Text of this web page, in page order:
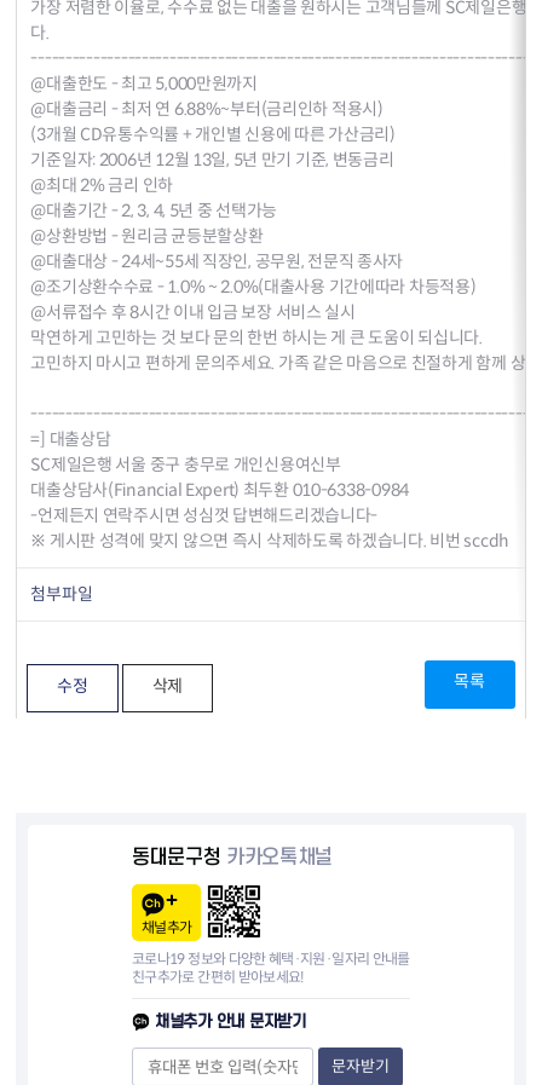
가장 저렴한 이율로, 수수료 없는 대출을 원하시는 고객님들께 SC제일은행
다.
@대출한도 - 최고 5,000만원까지
@대출금리 - 최저 연 6.88%~부터(금리인하 적용시)
(3개월 CD유통수익률 + 개인별 신용에 따른 가산금리)
기준일자: 2006년 12월 13일, 5년 만기 기준, 변동금리
@최대 2% 금리 인하
@대출기간 - 2, 3, 4, 5년 중 선택가능
@상환방법 - 원리금 균등분할상환
@대출대상 - 24세~55세 직장인, 공무원, 전문직 종사자
@조기상환수수료 - 1.0% ~ 2.0%(대출사용 기간에따라 차등적용)
@서류접수 후 8시간 이내 입금 보장 서비스 실시
막연하게 고민하는 것 보다 문의 한번 하시는 게 큰 도움이 되십니다.
고민하지 마시고 편하게 문의주세요. 가족 같은 마음으로 친절하게 함께 상
=] 대출상담
SC제일은행 서울 중구 충무로 개인신용여신부
대출상담사(Financial Expert) 최두환 010-6338-0984
-언제든지 연락주시면 성심껏 답변해드리겠습니다-
※ 게시판 성격에 맞지 않으면 즉시 삭제하도록 하겠습니다. 비번 sccdh
첨부파일
수정 삭제 목록
동대문구청 카카오톡채널
채널추가
코로나19 정보와 다양한 혜택·지원·일자리 안내를
친구추가로 간편히 받아보세요!
채널추가 안내 문자받기
문자받기